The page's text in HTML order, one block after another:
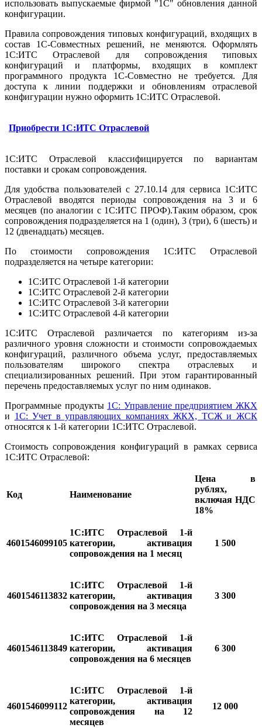
использовать выпускаемые фирмой "1С" обновления данной
конфигурации.
Правила сопровождения типовых конфигураций, входящих в
состав 1С-Совместных решений, не меняются. Оформлять
1С:ИТС Отраслевой для сопровождения типовых
конфигураций и платформы, входящих в комплект
программного продукта 1С-Совместно не требуется. Для
доступа к линии поддержки и обновлениям отраслевой
конфигурации нужно оформить 1С:ИТС Отраслевой.
Приобрести 1С:ИТС Отраслевой
1С:ИТС Отраслевой классифицируется по вариантам
поставки и срокам сопровождения.
Для удобства пользователей с 27.10.14 для сервиса 1С:ИТС
Отраслевой вводятся периоды сопровождения на 3 и 6
месяцев (по аналогии с 1С:ИТС ПРОФ).Таким образом, срок
сопровождения подразделяется на 1 (один), 3 (три), 6 (шесть) и
12 (двенадцать) месяцев.
По стоимости сопровождения 1С:ИТС Отраслевой
подразделяется на четыре категории:
1С:ИТС Отраслевой 1-й категории
1С:ИТС Отраслевой 2-й категории
1С:ИТС Отраслевой 3-й категории
1С:ИТС Отраслевой 4-й категории
1С:ИТС Отраслевой различается по категориям из-за
различного уровня сложности и стоимости сопровождаемых
конфигураций, различного объема услуг, предоставляемых
пользователям широкого спектра отраслевых и
специализированных решений. При этом гарантированный
перечень предоставляемых услуг по ним одинаков.
Программные продукты 1С: Управление предприятием ЖКХ
и 1С: Учет в управляющих компаниях ЖКХ, ТСЖ и ЖСК
относятся к 1-й категории 1С:ИТС Отраслевой.
Стоимость сопровождения конфигураций в рамках сервиса
1С:ИТС Отраслевой:
Код Наименование
Цена в
рублях,
включая НДС
18%
4601546099105
1С:ИТС Отраслевой 1-й
категории, активация
сопровождения на 1 месяц
1 500
4601546113832
1С:ИТС Отраслевой 1-й
категории, активация
сопровождения на 3 месяца
3 300
4601546113849
1С:ИТС Отраслевой 1-й
категории, активация
сопровождения на 6 месяцев
6 300
4601546099112
1С:ИТС Отраслевой 1-й
категории, активация
сопровождения на 12
месяцев
12 000